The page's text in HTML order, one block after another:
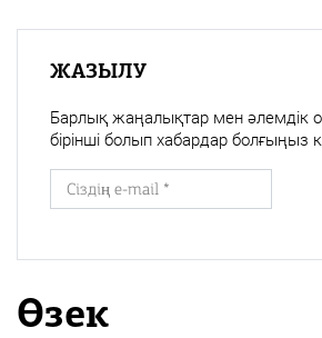
Өзек
ЖАЗЫЛУ
Барлық жаңалықтар мен әлемдік
бірінші болып хабардар болғыңыз